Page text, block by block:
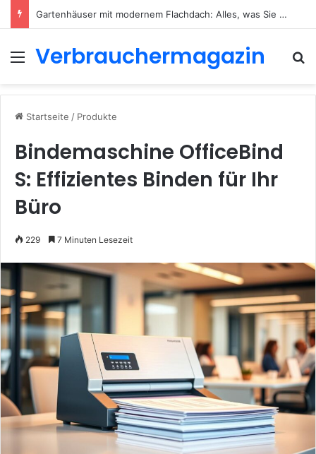
Gartenhäuser mit modernem Flachdach: Alles, was Sie 2026 wissen müssen
Menü
Verbrauchermagazin
Startseite / Produkte
Bindemaschine OfficeBind
S: Effizientes Binden für Ihr
Büro
229 7 Minuten Lesezeit